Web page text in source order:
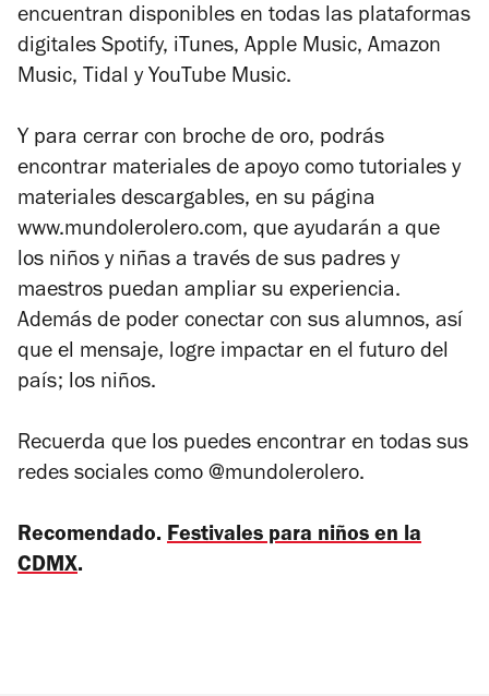
encuentran disponibles en todas las plataformas
digitales Spotify, iTunes, Apple Music, Amazon
Music, Tidal y YouTube Music.
Y para cerrar con broche de oro, podrás
encontrar materiales de apoyo como tutoriales y
materiales descargables, en su página
www.mundolerolero.com, que ayudarán a que
los niños y niñas a través de sus padres y
maestros puedan ampliar su experiencia.
Además de poder conectar con sus alumnos, así
que el mensaje, logre impactar en el futuro del
país; los niños.
Recuerda que los puedes encontrar en todas sus
redes sociales como @mundolerolero.
Recomendado. Festivales para niños en la
CDMX.